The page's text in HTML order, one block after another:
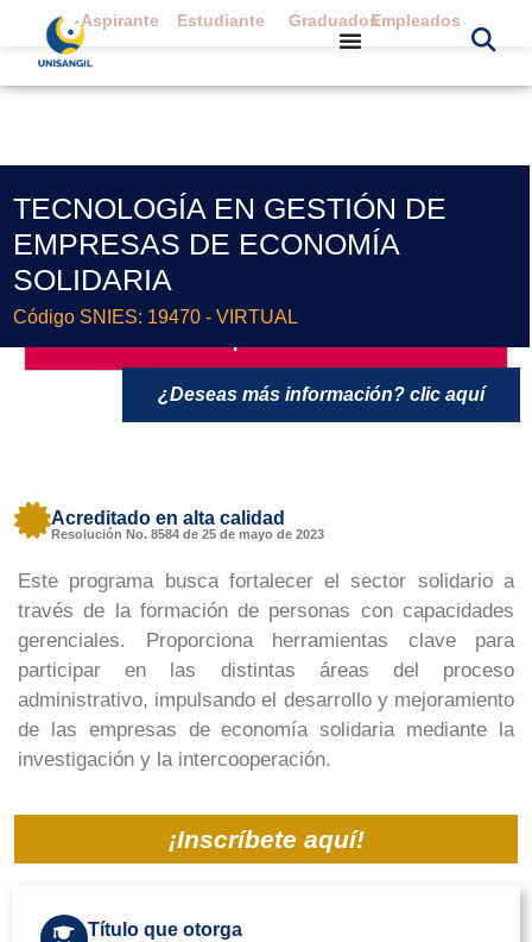
Aspirante Estudiante GraduadosEmpleados
TECNOLOGÍA EN GESTIÓN DE
EMPRESAS DE ECONOMÍA
SOLIDARIA
Código SNIES: 19470 - VIRTUAL
¿Deseas más información? clic aquí
!Contáctanos¡
Acreditado en alta calidad
Resolución No. 8584 de 25 de mayo de 2023
Este programa busca fortalecer el sector solidario a
través de la formación de personas con capacidades
gerenciales. Proporciona herramientas clave para
participar en las distintas áreas del proceso
administrativo, impulsando el desarrollo y mejoramiento
de las empresas de economía solidaria mediante la
investigación y la intercooperación.
¡Inscríbete aquí!
Título que otorga